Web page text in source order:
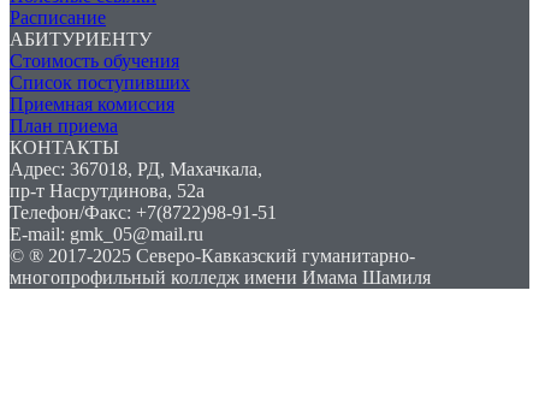
Расписание
АБИТУРИЕНТУ
Стоимость обучения
Список поступивших
Приемная комиссия
План приема
КОНТАКТЫ
Адрес: 367018, РД, Махачкала,
пр-т Насрутдинова, 52а
Телефон/Факс: +7(8722)98-91-51
E-mail: gmk_05@mail.ru
© ® 2017-2025 Северо-Кавказский гуманитарно-
многопрофильный колледж имени Имама Шамиля